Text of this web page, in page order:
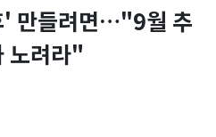
' 만들려면…"9월 추
노려라"